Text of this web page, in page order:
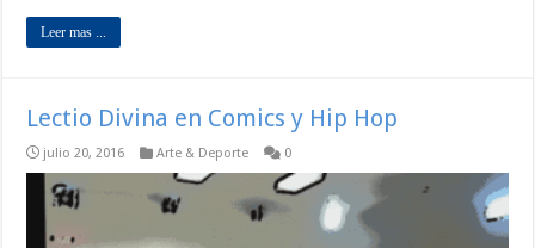
Leer mas ...
Lectio Divina en Comics y Hip Hop
julio 20, 2016 Arte & Deporte 0